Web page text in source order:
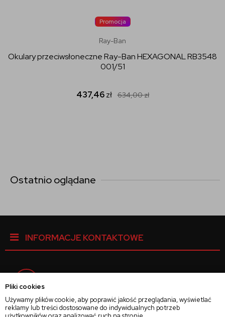
Pliki cookies
Używamy plików cookie, aby poprawić jakość przeglądania, wyświetlać
reklamy lub treści dostosowane do indywidualnych potrzeb
Promocja
Ray-Ban
Okulary przeciwsłoneczne Ray-Ban HEXAGONAL RB3548
001/51
437,46zł 634,00zł
Ostatnio oglądane
INFORMACJE KONTAKTOWE
Instagram